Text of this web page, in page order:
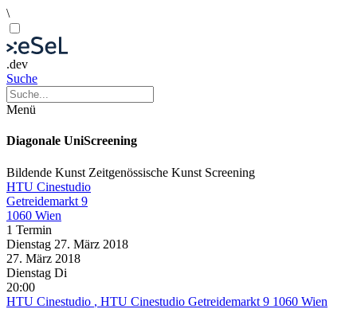
\
.dev
Suche
Menü
Diagonale UniScreening
Bildende Kunst Zeitgenössische Kunst Screening
HTU Cinestudio
Getreidemarkt 9
1060 Wien
1 Termin
Dienstag 27. März 2018
27. März 2018
Dienstag Di
20:00
HTU Cinestudio , HTU Cinestudio Getreidemarkt 9 1060 Wien